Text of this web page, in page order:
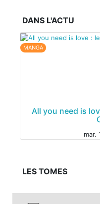
DANS L'ACTU
MANGA
All you need is
mar.
LES TOMES